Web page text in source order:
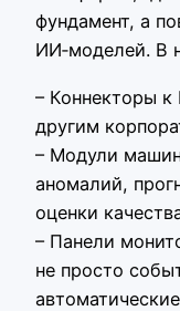
фундамент, а
ИИ‑моделей. В
– Коннекторы к
другим
– Модули
аномалий,
оценки
– Панели
не просто